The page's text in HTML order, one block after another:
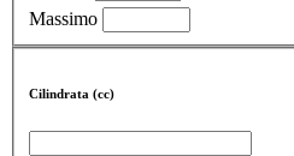
Massimo
Cilindrata (cc)